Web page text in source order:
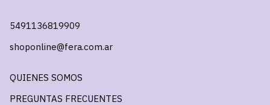
5491136819909
shoponline@fera.com.ar
QUIENES SOMOS
PREGUNTAS FRECUENTES